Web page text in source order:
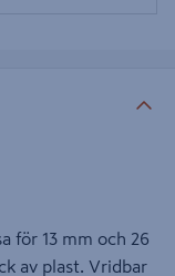
för 13 mm och 26
av plast. Vridbar